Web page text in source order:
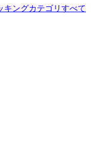
キングカテゴリすべて